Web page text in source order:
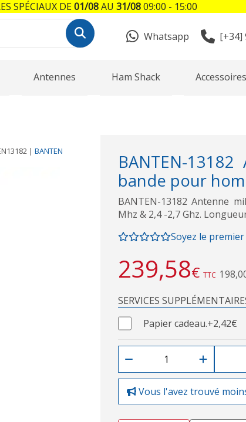
Whatsapp [+34]
Antennes Ham Shack Accessoires
| BANTEN
BANTEN-
bande pour
BANTEN-13182 Antenne
Mhz & 2,4 -2,7 Ghz.
Soyez le
239,58€ TTC
SERVICES
Papier cadeau.+2,42€
Vous l'avez trouvé
SPÉCIAUX DE01/08AU 31/0809:00 - 15:00